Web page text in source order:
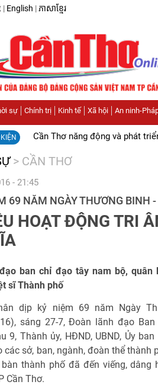
| English | ភាសាខ្មែរ
sự Chính trị Kinh tế Xã hội An ninh-
Cần Thơ năng động và phát
> CẦN THƠ
- 21:45
69 NĂM NGÀY THƯƠNG BINH -
HOẠT ĐỘNG TRI
ban chỉ đạo tây nam bộ, quân
sĩ Thành phố
dịp kỷ niệm 69 năm Ngày
sáng 27-7, Đoàn lãnh đạo
9, Thành ủy, HĐND, UBND, Ủy
các sở, ban, ngành, đoàn thể thành
thành phố đã đến viếng,
Cần Thơ.